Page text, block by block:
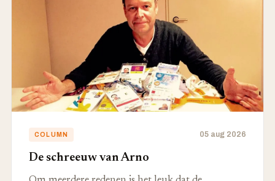
COLUMN 05 aug 2026
De schreeuw van Arno